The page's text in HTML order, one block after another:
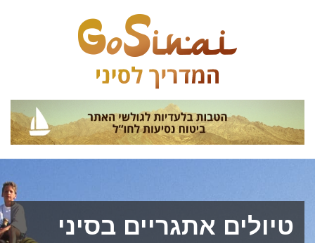
טיולים אתגריים בסיני